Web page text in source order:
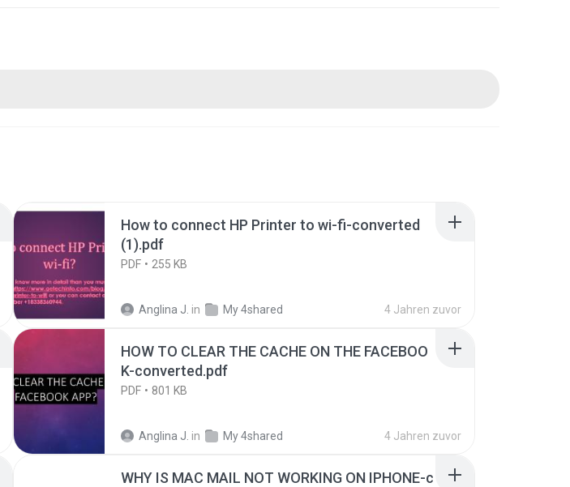
How to connect HP Printer to wi-fi-converted
(1).pdf
PDF 255 KB
Anglina J. in My 4shared 4 Jahren zuvor
HOW TO CLEAR THE CACHE ON THE FACEBOO
K-converted.pdf
PDF 801 KB
Anglina J. in My 4shared 4 Jahren zuvor
WHY IS MAC MAIL NOT WORKING ON IPHONE-c